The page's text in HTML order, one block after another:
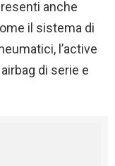
anche
il sistema di
l’active
di serie e